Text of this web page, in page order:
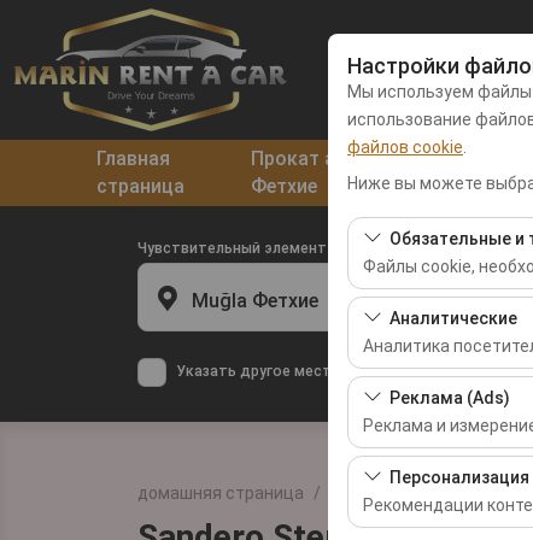
Настройки
Мы используем файлы
использование
файлов cookie
Ниже вы можете
Обязательные и
Файлы cookie,
Эти файлы cookie
базовых функций. Их
Аналитические
Аналитика
Эти файлы cookie
самые посещаемые
Реклама (Ads)
Реклама и
Эти файлы cookie
интересами и
кликабельности).
Персонализация
Рекомендации
Главная
страница
Прокат автомобилей в
Фетхие
Чувствительный элемент
Muğla Фетхие
Указать другое место возврата машины
домашняя страница Арендные автомобили